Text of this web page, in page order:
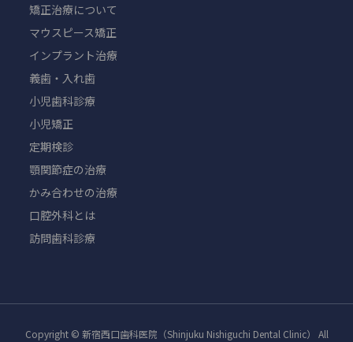
矯正治療について
マウスピース矯正
インプラント治療
義歯・入れ歯
小児歯科診療
小児矯正
定期検診
顎関節症の治療
かみ合わせの治療
口腔外科とは
訪問歯科診療
Copyright © 新宿西口歯科医院（Shinjuku Nishiguchi Dental Clinic） All